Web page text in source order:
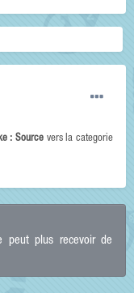
: Sourcevers la categorie
peut plus recevoir de